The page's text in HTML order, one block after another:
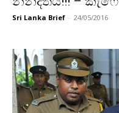
Sri Lanka Brief - 24/05/2016